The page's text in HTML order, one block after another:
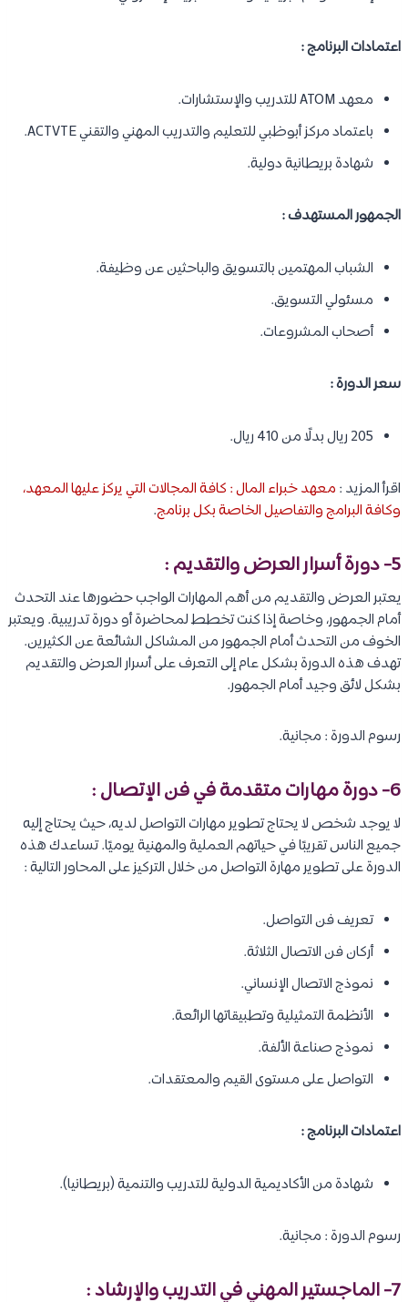
اعتمادات البرنامج :
معهد ATOM للتدريب والإستشارات.
باعتماد مركز أبوظبي للتعليم والتدريب المهني والتقني ACTVTE.
شهادة بريطانية دولية.
الجمهور المستهدف :
الشباب المهتمين بالتسويق والباحثين عن وظيفة.
مسئولي التسويق.
أصحاب المشروعات.
سعر الدورة :
205 ريال بدلًا من 410 ريال.
اقرأ المزيد : معهد خبراء المال : كافة المجالات التي يركز عليها المعهد،
وكافة البرامج والتفاصيل الخاصة بكل برنامج.
5- دورة أسرار العرض والتقديم :
يعتبر العرض والتقديم من أهم المهارات الواجب حضورها عند التحدث
أمام الجمهور، وخاصة إذا كنت تخطط لمحاضرة أو دورة تدريبية. ويعتبر
الخوف من التحدث أمام الجمهور من المشاكل الشائعة عن الكثيرين.
تهدف هذه الدورة بشكل عام إلى التعرف على أسرار العرض والتقديم
بشكل لائق وجيد أمام الجمهور.
رسوم الدورة : مجانية.
6- دورة مهارات متقدمة في فن الإتصال :
لا يوجد شخص لا يحتاج تطوير مهارات التواصل لديه، حيث يحتاج إليه
جميع الناس تقريبًا في حياتهم العملية والمهنية يوميًا. تساعدك هذه
الدورة على تطوير مهارة التواصل من خلال التركيز على المحاور التالية :
تعريف فن التواصل.
أركان فن الاتصال الثلاثة.
نموذج الاتصال الإنساني.
الأنظمة التمثيلية وتطبيقاتها الرائعة.
نموذج صناعة الألفة.
التواصل على مستوى القيم والمعتقدات.
اعتمادات البرنامج :
شهادة من الأكاديمية الدولية للتدريب والتنمية (بريطانيا).
رسوم الدورة : مجانية.
7- الماجستير المهني في التدريب والإرشاد :